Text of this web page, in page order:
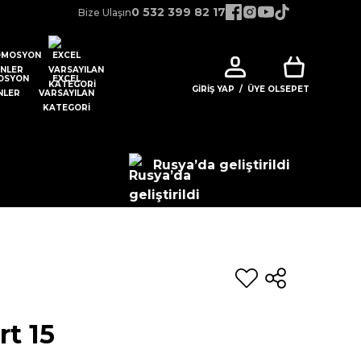
Bize Ulaşın0 532 399 82 17
EXCEL
VARSAYILAN
KATEGORI
GIRIŞ YAP / ÜYE OLSEPET
Rusya’da geliştirildi
15